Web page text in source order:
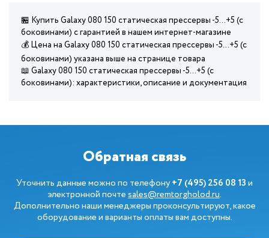
🏪 Купить Galaxy 080 150 статическая прессервы -5...+5 (с
боковинами) с гарантией в нашем интернет-магазине
💰 Цена на Galaxy 080 150 статическая прессервы -5...+5 (с
боковинами) указана выше на странице товара
📖 Galaxy 080 150 статическая прессервы -5...+5 (с
боковинами): характеристики, описание и документация
Обратная связь
Уточнить данные можно по телефону+7 (495) 256 08 13и
электронной почтеsales@remtorgholod.ru.
Дополнительно наши менеджеры проконсультируют, какое
оборудование и варианты оплаты вам доступны.